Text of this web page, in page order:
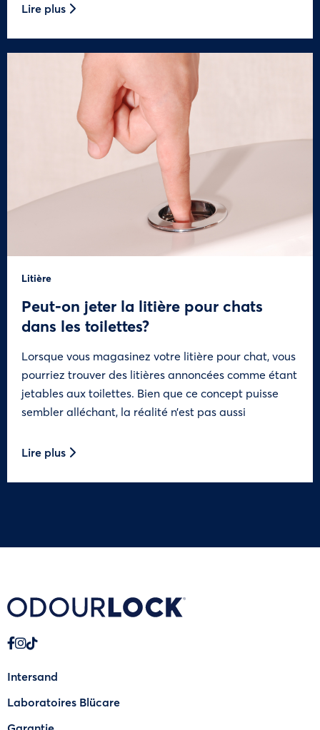
Lire plus
Litière
Peut-on jeter la litière pour chats
dans les toilettes?
Lorsque vous magasinez votre litière pour chat, vous
pourriez trouver des litières annoncées comme étant
jetables aux toilettes. Bien que ce concept puisse
sembler alléchant, la réalité n’est pas aussi
Lire plus
Intersand
Laboratoires Blücare